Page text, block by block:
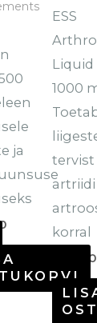
ja
ESS
Arthro
Liquid
1000
tervist
artriidi
korral
86.20